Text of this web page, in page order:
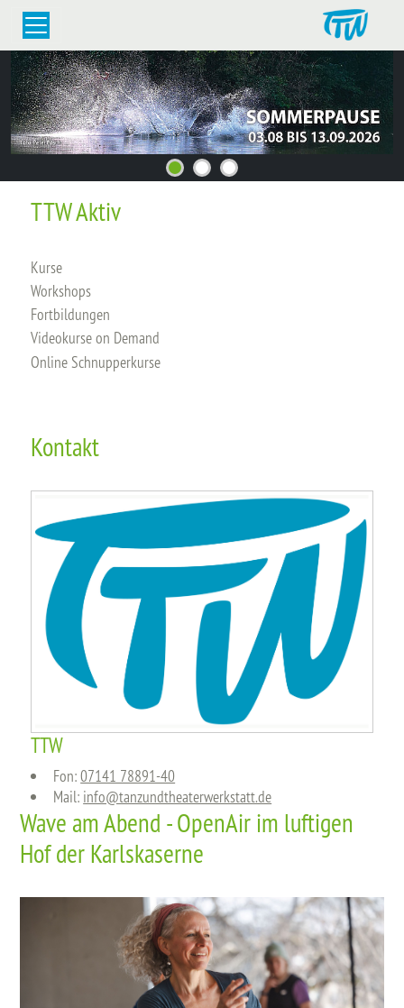
TTW Aktiv
Kurse
Workshops
Fortbildungen
Videokurse on Demand
Online Schnupperkurse
Kontakt
TTW
Fon:07141 78891-40
Mail: info@tanzundtheaterwerkstatt.de
Wave am Abend - OpenAir im luftigen
Hof der Karlskaserne